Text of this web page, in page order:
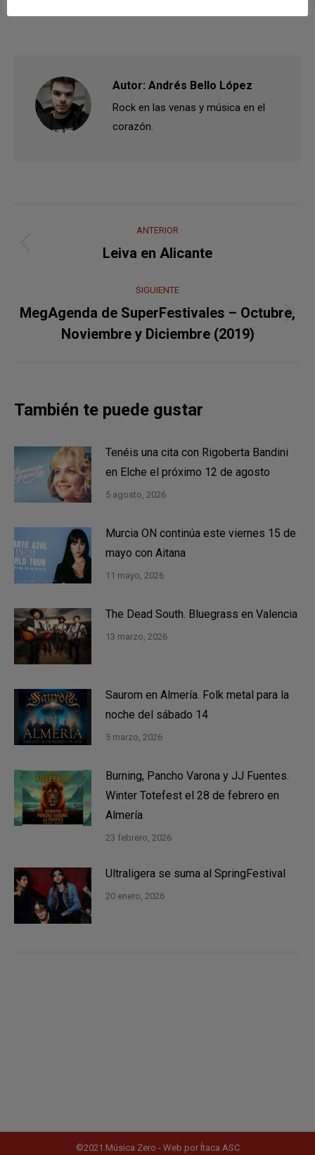
Autor: Andrés Bello López
Rock en las venas y música en el
corazón.
publicaciones
ANTERIOR
Publicación
Leiva en Alicante
SIGUIENTE
Publicación
siguiente:
MegAgenda de SuperFestivales – Octubre,
Noviembre y Diciembre (2019)
También te puede gustar
Tenéis una cita con Rigoberta Bandini
en Elche el próximo 12 de agosto
5 agosto, 2026
Murcia ON continúa este viernes 15 de
mayo con Aitana
11 mayo, 2026
The Dead South. Bluegrass en Valencia
13 marzo, 2026
Saurom en Almería. Folk metal para la
noche del sábado 14
5 marzo, 2026
Burning, Pancho Varona y JJ Fuentes.
Winter Totefest el 28 de febrero en
Almería
23 febrero, 2026
Ultraligera se suma al SpringFestival
20 enero, 2026
©2021 Música Zero - Web por Ítaca ASC